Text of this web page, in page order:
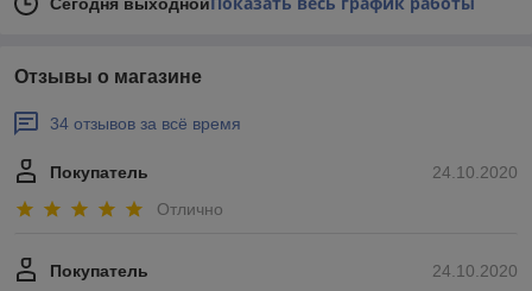
Отзывы о магазине
34 отзывов за всё время
24.10.2020
Покупатель
Отлично
24.10.2020
Покупатель